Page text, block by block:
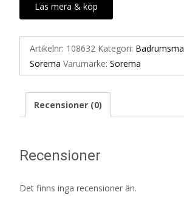
Läs mera & köp
Artikelnr: 108632 Kategori:
Sorema Varumärke: Sorema
Recensioner (0)
Recensioner
Det finns inga recensioner än.